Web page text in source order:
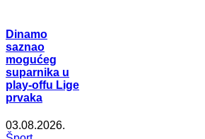
Dinamo
saznao
mogućeg
suparnika u
play-offu Lige
prvaka
03.08.2026.